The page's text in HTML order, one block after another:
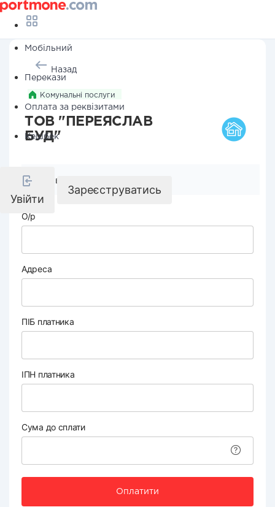
Мобільний
Перекази
Оплата за реквізитами
Кешбек
Увійти
Зареєструватись
Назад
Комунальні послуги
ТОВ "ПЕРЕЯСЛАВ
БУД"
Реквізити компанії
О/р
Адреса
ПІБ платника
ІПН платника
Сума до сплати
Оплатити